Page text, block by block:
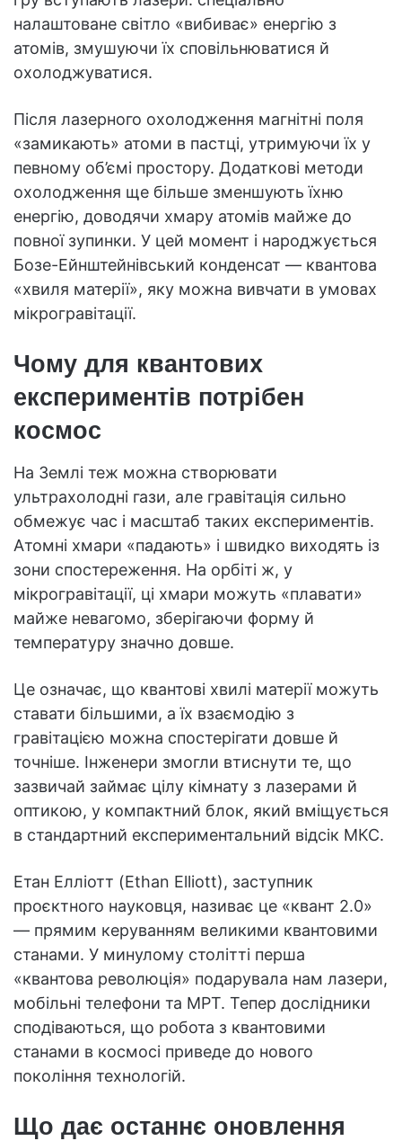
налаштоване світло «вибиває» енергію з
атомів, змушуючи їх сповільнюватися й
охолоджуватися.
Після лазерного охолодження магнітні поля
«замикають» атоми в пастці, утримуючи їх у
певному об’ємі простору. Додаткові методи
охолодження ще більше зменшують їхню
енергію, доводячи хмару атомів майже до
повної зупинки. У цей момент і народжується
Бозе-Ейнштейнівський конденсат — квантова
«хвиля матерії», яку можна вивчати в умовах
мікрогравітації.
Чому для квантових
експериментів потрібен
космос
На Землі теж можна створювати
ультрахолодні гази, але гравітація сильно
обмежує час і масштаб таких експериментів.
Атомні хмари «падають» і швидко виходять із
зони спостереження. На орбіті ж, у
мікрогравітації, ці хмари можуть «плавати»
майже невагомо, зберігаючи форму й
температуру значно довше.
Це означає, що квантові хвилі матерії можуть
ставати більшими, а їх взаємодію з
гравітацією можна спостерігати довше й
точніше. Інженери змогли втиснути те, що
зазвичай займає цілу кімнату з лазерами й
оптикою, у компактний блок, який вміщується
в стандартний експериментальний відсік МКС.
Етан Елліотт (Ethan Elliott), заступник
проєктного науковця, називає це «квант 2.0»
— прямим керуванням великими квантовими
станами. У минулому столітті перша
«квантова революція» подарувала нам лазери,
мобільні телефони та МРТ. Тепер дослідники
сподіваються, що робота з квантовими
станами в космосі приведе до нового
покоління технологій.
Що дає останнє оновлення